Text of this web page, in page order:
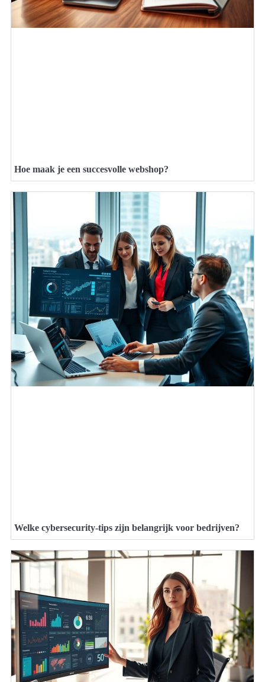
Hoe maak je een succesvolle webshop?
Welke cybersecurity-tips zijn belangrijk voor bedrijven?